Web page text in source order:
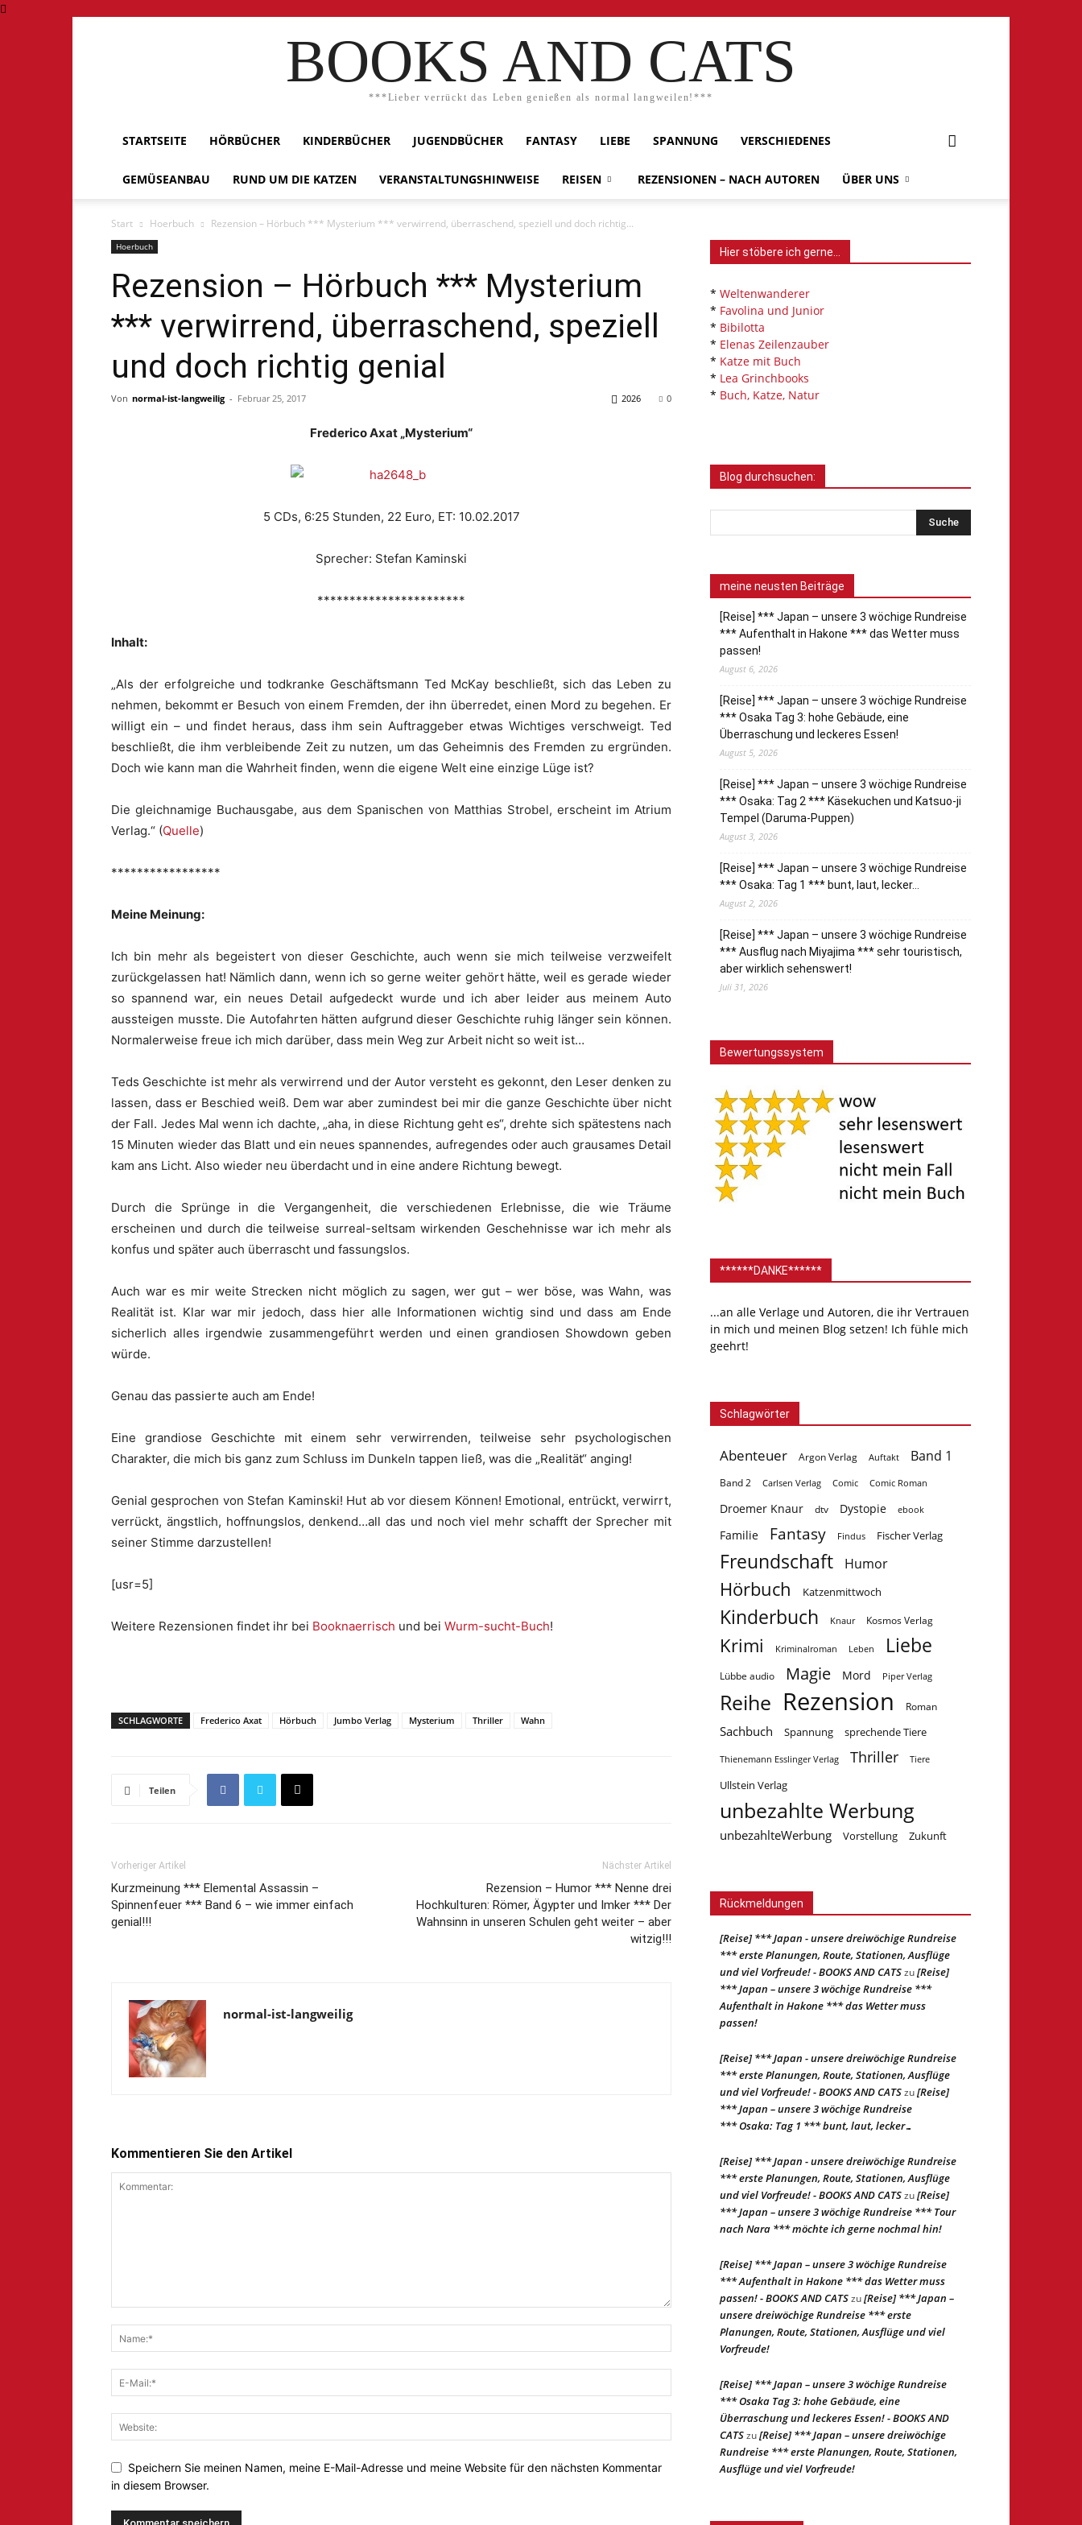
BOOKS AND CATS
***Lieber verrückt das Leben genießen als normal langweilen!***
STARTSEITE HÖRBÜCHER KINDERBÜCHER JUGENDBÜCHER FANTASY LIEBE SPANNUNG VERSCHIEDENES
GEMÜSEANBAU RUND UM DIE KATZEN VERANSTALTUNGSHINWEISE REISEN REZENSIONEN – NACH AUTOREN ÜBER UNS
Start Hoerbuch Rezension – Hörbuch *** Mysterium *** verwirrend, überraschend, speziell und doch richtig...
Hoerbuch
Rezension – Hörbuch *** Mysterium
*** verwirrend, überraschend, speziell
und doch richtig genial
Von normal-ist-langweilig - Februar 25, 2017 0
2026
Frederico Axat „Mysterium“
5 CDs, 6:25 Stunden, 22 Euro, ET: 10.02.2017
Sprecher: Stefan Kaminski
***********************
Inhalt:
„Als der erfolgreiche und todkranke Geschäftsmann Ted McKay beschließt, sich das Leben zu
nehmen, bekommt er Besuch von einem Fremden, der ihn überredet, einen Mord zu begehen. Er
willigt ein – und findet heraus, dass ihm sein Auftraggeber etwas Wichtiges verschweigt. Ted
beschließt, die ihm verbleibende Zeit zu nutzen, um das Geheimnis des Fremden zu ergründen.
Doch wie kann man die Wahrheit finden, wenn die eigene Welt eine einzige Lüge ist?
Die gleichnamige Buchausgabe, aus dem Spanischen von Matthias Strobel, erscheint im Atrium
Verlag.“ (Quelle)
*****************
Meine Meinung:
Ich bin mehr als begeistert von dieser Geschichte, auch wenn sie mich teilweise verzweifelt
zurückgelassen hat! Nämlich dann, wenn ich so gerne weiter gehört hätte, weil es gerade wieder
so spannend war, ein neues Detail aufgedeckt wurde und ich aber leider aus meinem Auto
aussteigen musste. Die Autofahrten hätten aufgrund dieser Geschichte ruhig länger sein können.
Normalerweise freue ich mich darüber, dass mein Weg zur Arbeit nicht so weit ist…
Teds Geschichte ist mehr als verwirrend und der Autor versteht es gekonnt, den Leser denken zu
lassen, dass er Beschied weiß. Dem war aber zumindest bei mir die ganze Geschichte über nicht
der Fall. Jedes Mal wenn ich dachte, „aha, in diese Richtung geht es“, drehte sich spätestens nach
15 Minuten wieder das Blatt und ein neues spannendes, aufregendes oder auch grausames Detail
kam ans Licht. Also wieder neu überdacht und in eine andere Richtung bewegt.
Durch die Sprünge in die Vergangenheit, die verschiedenen Erlebnisse, die wie Träume
erscheinen und durch die teilweise surreal-seltsam wirkenden Geschehnisse war ich mehr als
konfus und später auch überrascht und fassungslos.
Auch war es mir weite Strecken nicht möglich zu sagen, wer gut – wer böse, was Wahn, was
Realität ist. Klar war mir jedoch, dass hier alle Informationen wichtig sind und dass am Ende
sicherlich alles irgendwie zusammengeführt werden und einen grandiosen Showdown geben
würde.
Genau das passierte auch am Ende!
Eine grandiose Geschichte mit einem sehr verwirrenden, teilweise sehr psychologischen
Charakter, die mich bis ganz zum Schluss im Dunkeln tappen ließ, was die „Realität“ anging!
Genial gesprochen von Stefan Kaminski! Hut ab vor diesem Können! Emotional, entrückt, verwirrt,
verrückt, ängstlich, hoffnungslos, denkend…all das und noch viel mehr schafft der Sprecher mit
seiner Stimme darzustellen!
[usr=5]
Weitere Rezensionen findet ihr bei Booknaerrisch und bei Wurm-sucht-Buch!
SCHLAGWORTE Frederico Axat Hörbuch Jumbo Verlag Mysterium Thriller Wahn
Teilen
Vorheriger Artikel
Kurzmeinung *** Elemental Assassin –
Spinnenfeuer *** Band 6 – wie immer einfach
genial!!!
Nächster Artikel
Rezension – Humor *** Nenne drei
Hochkulturen: Römer, Ägypter und Imker *** Der
Wahnsinn in unseren Schulen geht weiter – aber
witzig!!!
normal-ist-langweilig
Kommentieren Sie den Artikel
Speichern Sie meinen Namen, meine E-Mail-Adresse und meine Website für den nächsten Kommentar
in diesem Browser.
Hier stöbere ich gerne…
* Weltenwanderer
* Favolina und Junior
* Bibilotta
* Elenas Zeilenzauber
* Katze mit Buch
* Lea Grinchbooks
* Buch, Katze, Natur
Blog durchsuchen:
meine neusten Beiträge
[Reise] *** Japan – unsere 3 wöchige Rundreise
*** Aufenthalt in Hakone *** das Wetter muss
passen!
August 6, 2026
[Reise] *** Japan – unsere 3 wöchige Rundreise
*** Osaka Tag 3: hohe Gebäude, eine
Überraschung und leckeres Essen!
August 5, 2026
[Reise] *** Japan – unsere 3 wöchige Rundreise
*** Osaka: Tag 2 *** Käsekuchen und Katsuo-ji
Tempel (Daruma-Puppen)
August 3, 2026
[Reise] *** Japan – unsere 3 wöchige Rundreise
*** Osaka: Tag 1 *** bunt, laut, lecker…
August 2, 2026
[Reise] *** Japan – unsere 3 wöchige Rundreise
*** Ausflug nach Miyajima *** sehr touristisch,
aber wirklich sehenswert!
Juli 31, 2026
Bewertungssystem
******DANKE******
...an alle Verlage und Autoren, die ihr Vertrauen
in mich und meinen Blog setzen! Ich fühle mich
geehrt!
Schlagwörter
Abenteuer Argon Verlag Auftakt Band 1
Band 2 Carlsen Verlag Comic Comic Roman
Droemer Knaur dtv Dystopie ebook
Familie Fantasy Findus Fischer Verlag
Freundschaft Humor
Hörbuch Katzenmittwoch
Kinderbuch Knaur Kosmos Verlag
Krimi Kriminalroman Leben Liebe
Lübbe audio Magie Mord Piper Verlag
Reihe Rezension Roman
Sachbuch Spannung sprechende Tiere
Thienemann Esslinger Verlag Thriller Tiere
Ullstein Verlag
unbezahlte Werbung
unbezahlteWerbung Vorstellung Zukunft
Rückmeldungen
[Reise] *** Japan - unsere dreiwöchige Rundreise
*** erste Planungen, Route, Stationen, Ausflüge
und viel Vorfreude! - BOOKS AND CATSzu[Reise]
*** Japan – unsere 3 wöchige Rundreise ***
Aufenthalt in Hakone *** das Wetter muss
passen!
[Reise] *** Japan - unsere dreiwöchige Rundreise
*** erste Planungen, Route, Stationen, Ausflüge
und viel Vorfreude! - BOOKS AND CATSzu[Reise]
*** Japan – unsere 3 wöchige Rundreise
*** Osaka: Tag 1 *** bunt, laut, lecker…
[Reise] *** Japan - unsere dreiwöchige Rundreise
*** erste Planungen, Route, Stationen, Ausflüge
und viel Vorfreude! - BOOKS AND CATSzu[Reise]
*** Japan – unsere 3 wöchige Rundreise *** Tour
nach Nara *** möchte ich gerne nochmal hin!
[Reise] *** Japan – unsere 3 wöchige Rundreise
*** Aufenthalt in Hakone *** das Wetter muss
passen! - BOOKS AND CATSzu[Reise] *** Japan –
unsere dreiwöchige Rundreise *** erste
Planungen, Route, Stationen, Ausflüge und viel
Vorfreude!
[Reise] *** Japan – unsere 3 wöchige Rundreise
*** Osaka Tag 3: hohe Gebäude, eine
Überraschung und leckeres Essen! - BOOKS AND
CATSzu[Reise] *** Japan – unsere dreiwöchige
Rundreise *** erste Planungen, Route, Stationen,
Ausflüge und viel Vorfreude!